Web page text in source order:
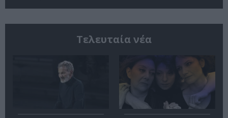
Τελευταία νέα